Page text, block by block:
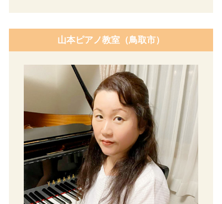
山本ピアノ教室（鳥取市）